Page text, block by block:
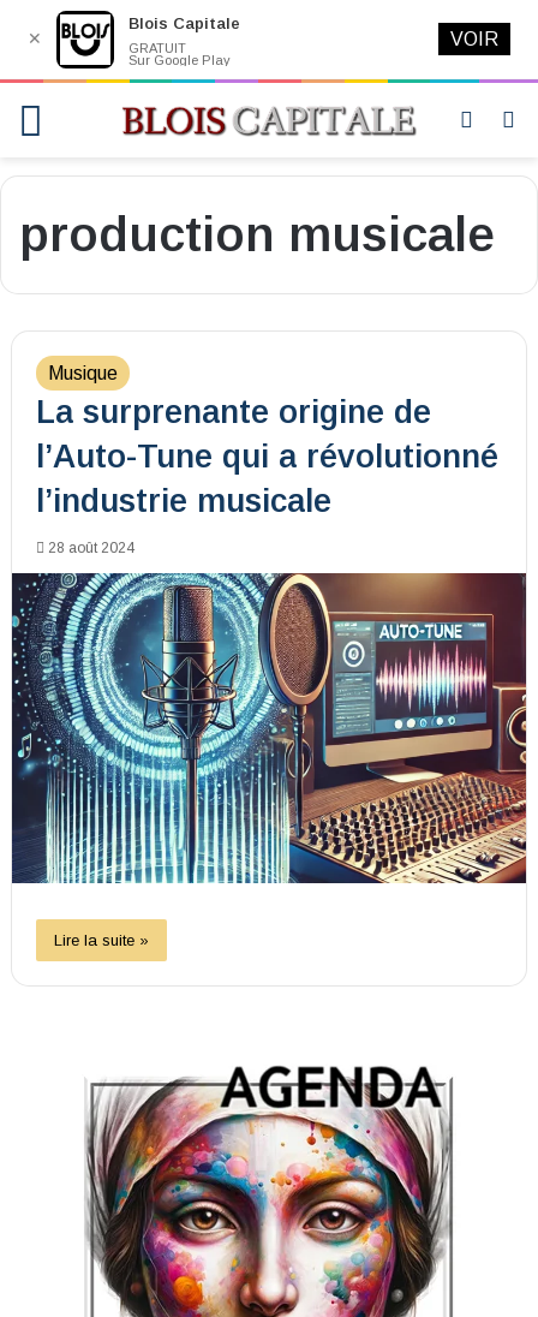
Switch
production musicale
Musique
La surprenante origine de
l’Auto-Tune qui a révolutionné
l’industrie musicale
28 août 2024
Lire la suite »
✕
Blois Capitale
GRATUIT
Sur Google Play
VOIR